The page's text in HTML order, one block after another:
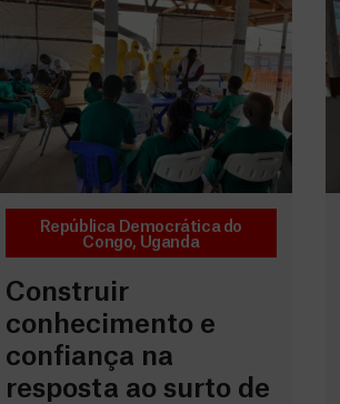
República Democrática do
Congo, Uganda
Construir
conhecimento e
confiança na
resposta ao surto de